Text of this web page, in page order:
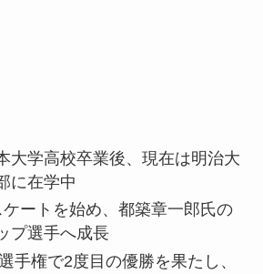
大学高校卒業後、現在は明治大
に在学中
ートを始め、都築章一郎氏の
プ選手へ成長
手権で2度目の優勝を果たし、